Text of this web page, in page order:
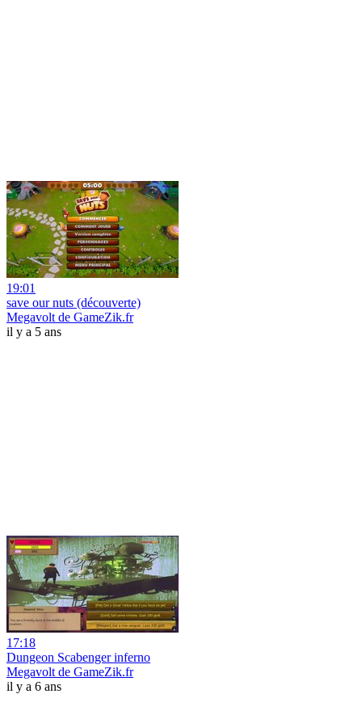
19:01
save our nuts (découverte)
Megavolt de GameZik.fr
il y a 5 ans
17:18
Dungeon Scabenger inferno
Megavolt de GameZik.fr
il y a 6 ans